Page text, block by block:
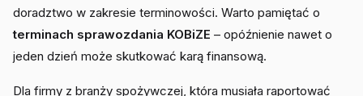
doradztwo w zakresie terminowości. Warto pamiętać o
terminach sprawozdania KOBiZE – opóźnienie nawet o
jeden dzień może skutkować karą finansową.
Dla firmy z branży spożywczej, która musiała raportować